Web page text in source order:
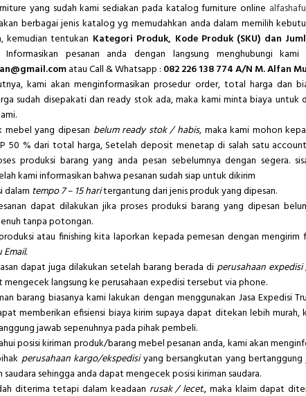
yang sudah kami sediakan pada katalog furniture online
berbagai jenis katalog yg memudahkan anda dalam memilih
kemudian tentukan Kategori Produk, Kode Produk (SKU) dan
Informasikan pesanan anda dengan langsung menghubungi kami
atau Call & Whatsapp : 082 226 138 774 A/N M. Alfan
kami akan menginformasikan prosedur order, total harga dan
sudah disepakati dan ready stok ada, maka kami minta biaya untuk
mebel yang dipesan belum ready stok / habis, maka kami mohon
50 % dari total harga, Setelah deposit menetap di salah satu
produksi barang yang anda pesan sebelumnya dengan segera.
kami informasikan bahwa pesanan sudah siap untuk dikirim
dalam tempo 7 – 15 haritergantung dari jenis produk yang dipesan.
dapat dilakukan jika proses produksi barang yang dipesan
tanpa potongan.
atau finishing kita laporkan kepada pemesan dengan
dapat juga dilakukan setelah barang berada diperusahaan
mengecek langsung ke perusahaan expedisi tersebut via phone.
barang biasanya kami lakukan dengan menggunakan Jasa Expedisi
memberikan efisiensi biaya kirim supaya dapat ditekan lebih murah,
jawab sepenuhnya pada pihak pembeli.
posisi kiriman produk/barang mebel pesanan anda, kami akan
perusahaan kargo/ekspedisiyang bersangkutan yang
saudara sehingga anda dapat mengecek posisi kiriman saudara.
diterima tetapi dalam keadaan rusak / lecet., maka klaim dapat